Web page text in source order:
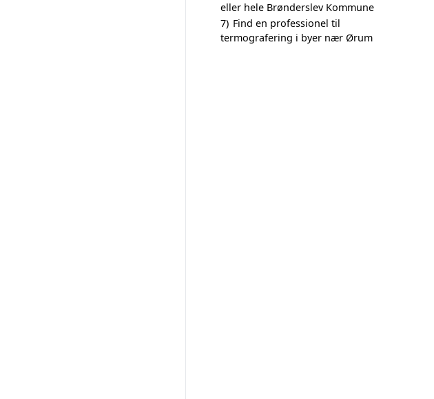
eller hele Brønderslev Kommune
7) Find en professionel til
termografering i byer nær Ørum